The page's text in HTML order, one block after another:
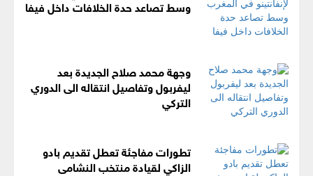
وسط تصاعد حدة الخلافات داخل فيفا
وجهة محمد صلاح الجديدة بعد
ليفربول وتفاصيل انتقاله الى الدوري
التركي
تطورات مفاجئة تعطل تقديم بادو
الزاكي لقيادة منتخب النشامى